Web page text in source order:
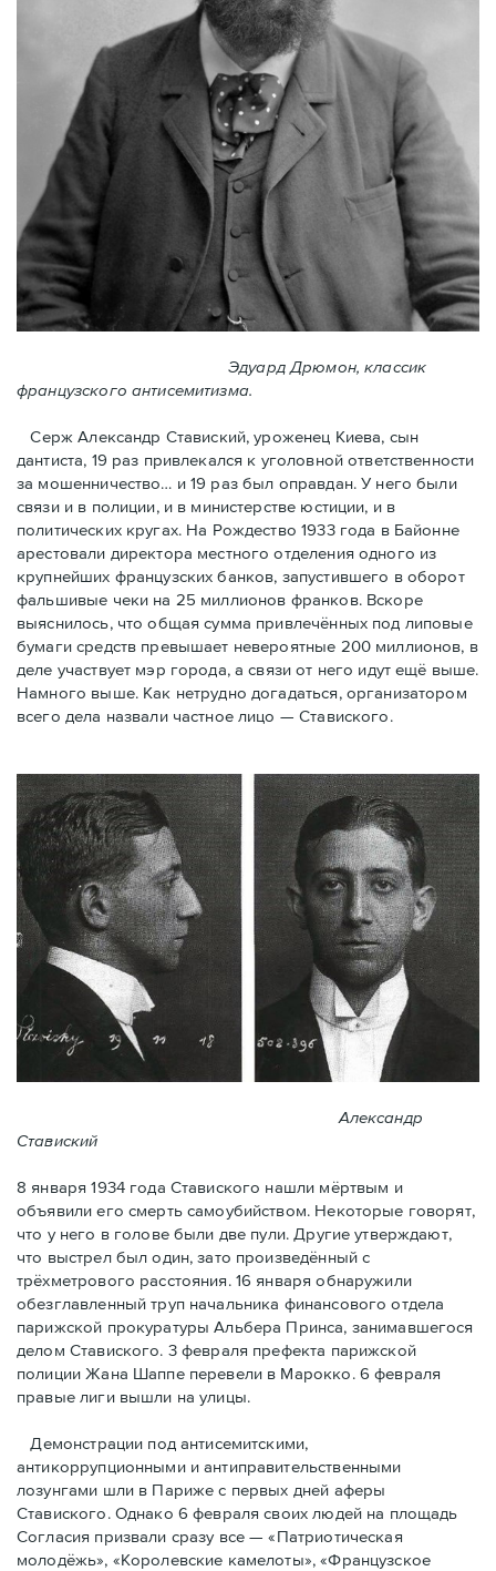
Эдуард Дрюмон, классик
французского антисемитизма.
Серж Александр Ставиский, уроженец Киева, сын
дантиста, 19 раз привлекался к уголовной ответственности
за мошенничество… и 19 раз был оправдан. У него были
связи и в полиции, и в министерстве юстиции, и в
политических кругах. На Рождество 1933 года в Байoнне
арестовали директора местного отделения одного из
крупнейших французских банков, запустившего в оборот
фальшивые чеки на 25 миллионов франков. Вскоре
выяснилось, что общая сумма привлечённых под липовые
бумаги средств превышает невероятные 200 миллионов, в
деле участвует мэр города, a связи от него идут ещё выше.
Намного выше. Как нетрудно догадаться, организатором
всего дела назвали частное лицо — Ставиского.
Александр
Ставиский
8 января 1934 года Ставиского нашли мёртвым и
объявили его смерть самоубийством. Некоторые говорят,
что у него в голове были две пули. Другие утверждают,
что выстрел был один, зато произведённый с
трёхметровoго расстояния. 16 января обнаружили
обезглавленный труп начальника финансового отдела
парижской прокуратуры Альбера Принса, занимавшегося
делом Cтавиского. 3 февраля префекта парижской
полиции Жана Шаппе перевели в Марокко. 6 февраля
правые лиги вышли на улицы.
Демонстрации под антисемитскими,
антикоррупционными и антиправительственными
лозунгами шли в Париже с первых дней аферы
Ставиского. Однако 6 февраля своих людей на площадь
Согласия призвали сразу все — «Патриотическая
молодёжь», «Королевские камелоты», «Французское